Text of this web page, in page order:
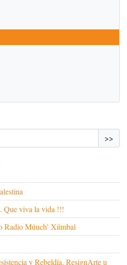
>>
Que viva la vida !!!
Radio Múuch’ Xíimbal
y Rebeldía. ResignArte u